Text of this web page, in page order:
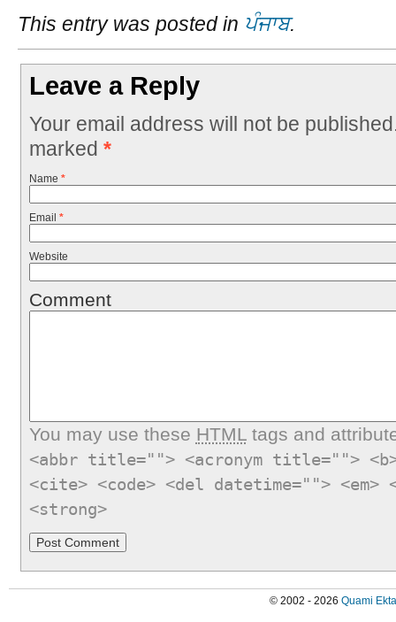
This entry was posted in ਪੰਜਾਬ.
Leave a Reply
Your email address will not be
marked *
Name *
Email *
Website
Comment
You may use these HTMLtags and
<abbr title=""> <acronym title="">
<cite> <code> <del datetime="">
<strong>
© 2002 - 2026 Quami